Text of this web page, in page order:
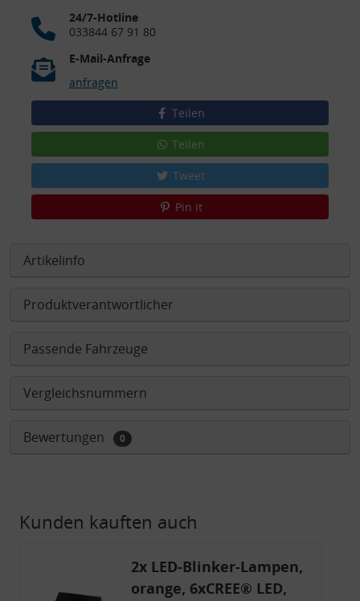
24/7-Hotline
033844 67 91 80
E-Mail-Anfrage
anfragen
Teilen
Teilen
Tweet
Pin it
Artikelinfo
Produktverantwortlicher
Passende Fahrzeuge
Vergleichsnummern
Bewertungen 0
Kunden kauften auch
2x LED-Blinker-Lampen,
orange, 6xCREE® LED,